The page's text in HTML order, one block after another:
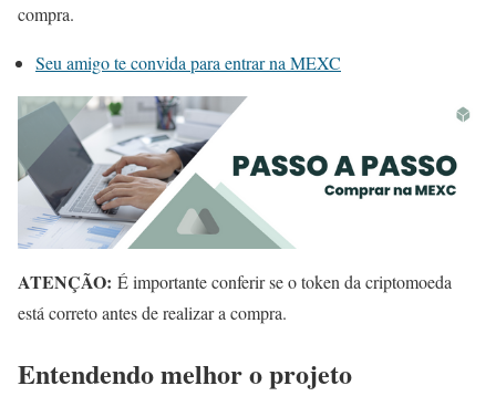
compra.
Seu amigo te convida para entrar na MEXC
ATENÇÃO: É importante conferir se o token da criptomoeda
está correto antes de realizar a compra.
Entendendo melhor o projeto